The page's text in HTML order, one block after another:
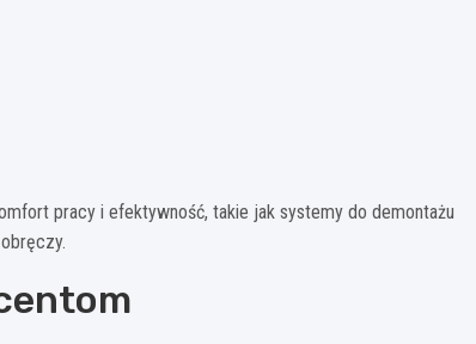
pracy i efektywność, takie jak systemy do demontażu